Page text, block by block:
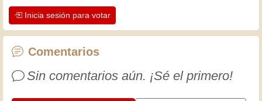
apreciar la dedicación que los
artesanos profesionales ponen en su
trabajo. Aprendamos juntos; cada día
¡Diviértete!
Inicia sesión para votar
Comentarios
Sin comentarios aún. ¡Sé el primero!